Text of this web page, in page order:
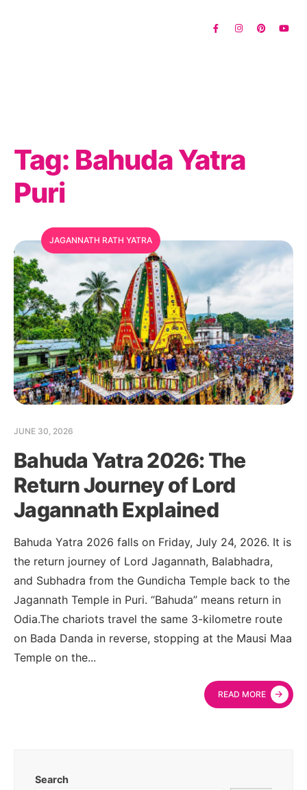
Tag: Bahuda Yatra
Puri
JAGANNATH RATH YATRA
JUNE 30, 2026
Bahuda Yatra 2026: The
Return Journey of Lord
Jagannath Explained
Bahuda Yatra 2026 falls on Friday, July 24, 2026. It is
the return journey of Lord Jagannath, Balabhadra,
and Subhadra from the Gundicha Temple back to the
Jagannath Temple in Puri. “Bahuda” means return in
Odia.The chariots travel the same 3-kilometre route
on Bada Danda in reverse, stopping at the Mausi Maa
Temple on the...
READ MORE →
Search
MFC Search Assistant
My Favorite Corner · Live Search